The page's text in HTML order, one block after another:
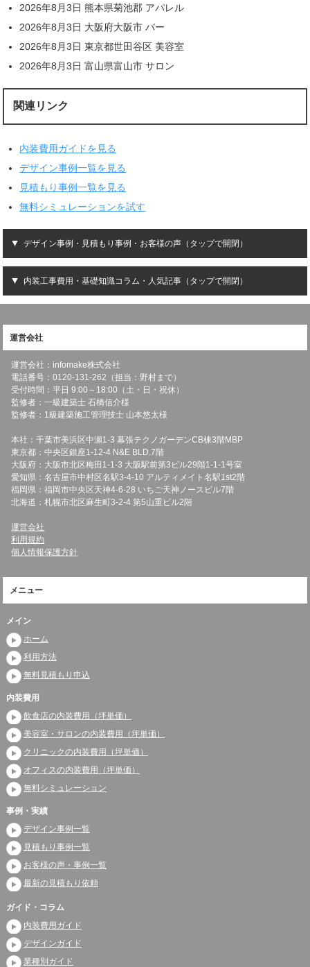
2026年8月3日 熊本県菊池郡 アパレル
2026年8月3日 大阪府大阪市 バー
2026年8月3日 東京都世田谷区 美容室
2026年8月3日 富山県富山市 サロン
関連リンク
内装費用ガイドを見る
デザイン事例一覧を見る
見積もり事例一覧を見る
無料シミュレーションを試す
デザイン事例・見積もり事例・お客様の声（タップで開閉）
内装工事費用・基礎知識コラム・人気記事（タップで開閉）
運営会社
運営会社：infomake株式会社
電話番号：0120-131-262（担当：野村まで）
受付時間：平日 9:00～18:00（土・日・祝休）
監修者：一級建築士 石橋信介様
監修者：1級建築施工管理技士 山本悠太様
本社：千葉市美浜区中瀬1-3 幕張テクノガーデンCB棟3階MBP
東京都：中央区銀座1-12-4 N&E BLD.7階
大阪府：大阪市北区梅田1-1-3 大阪駅前第3ビル29階1-1-1号室
愛知県：名古屋市中村区名駅3-4-10 アルティメイト名駅1st2階
福岡県：福岡市中央区天神4-6-28 いちご天神ノースビル7階
北海道：札幌市北区麻生町3-2-4 第5山重ビル2階
運営会社
利用規約
個人情報保護方針
メニュー
メイン
ホーム
利用方法
無料見積もり申込
内装費用
飲食店の内装費用（坪単価）
美容室・サロンの内装費用（坪単価）
クリニックの内装費用（坪単価）
オフィスの内装費用（坪単価）
無料シミュレーション
事例・実績
デザイン事例一覧
見積もり事例一覧
お客様の声・事例一覧
最新の見積もり依頼
ガイド・コラム
内装費用ガイド
デザインガイド
業種別ガイド